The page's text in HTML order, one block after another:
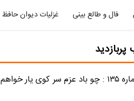
غزلیات دیوان حافظ فال و طالع بینی
غزل شماره ۱۳۵ : چو باد عزم سر کوی یار خواهم